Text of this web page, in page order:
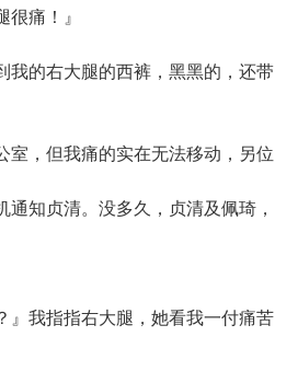
很痛！』
的右大腿的西裤，黑黑的，还带
，但我痛的实在无法移动，另位
通知贞清。没多久，贞清及佩琦，
我指指右大腿，她看我一付痛苦